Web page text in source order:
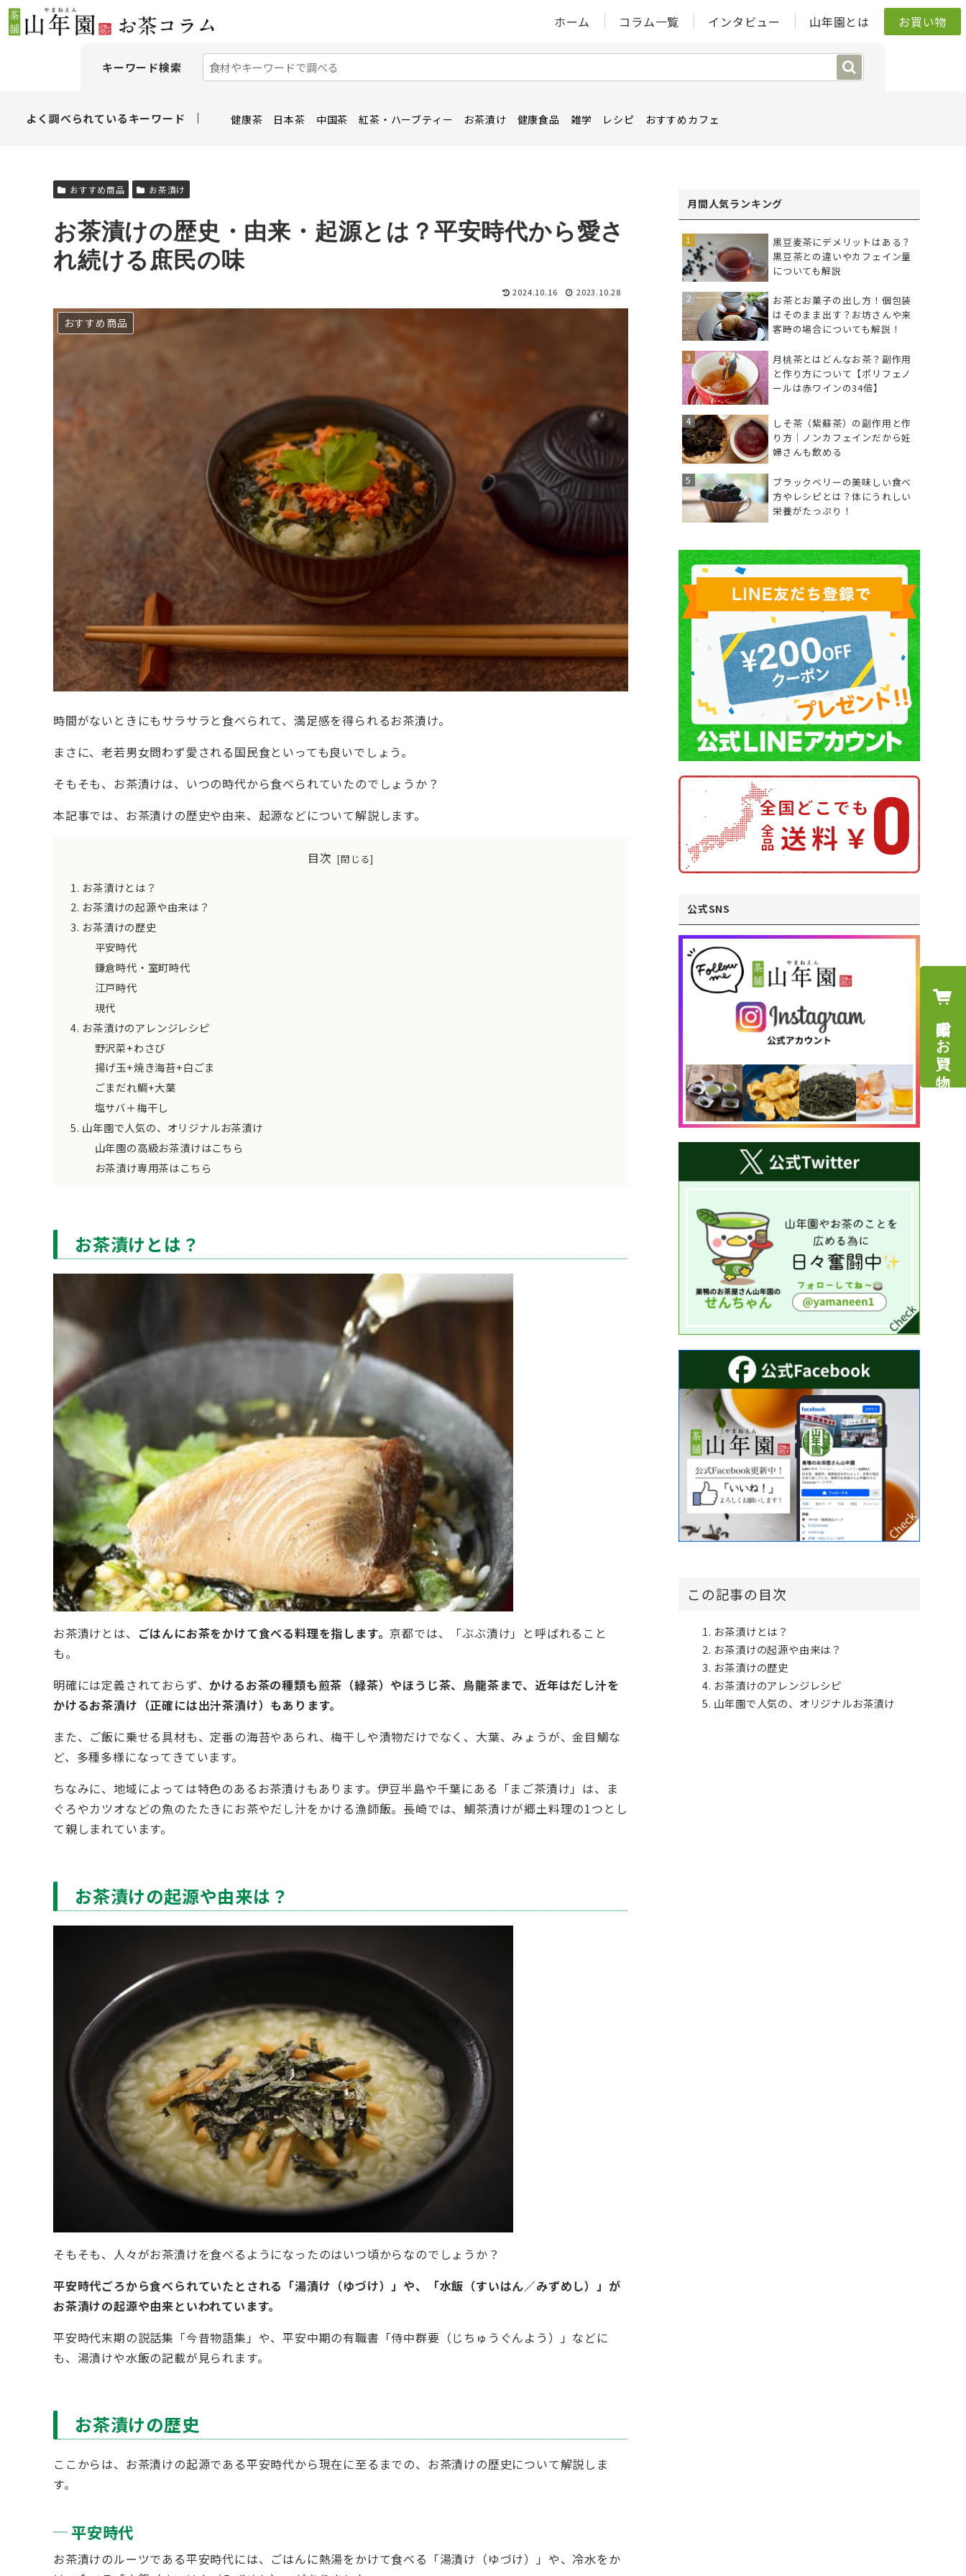
ホーム コラム一覧 インタビュー 山年園とは お買い物
キーワード検索
よく調べられているキーワード 健康茶 日本茶 中国茶 紅茶・ハーブティー お茶漬け 健康食品 雑学 レシピ おすすめカフェ
おすすめ商品 お茶漬け
お茶漬けの歴史・由来・起源とは？平安時代から愛さ
れ続ける庶民の味
2024.10.16 2023.10.28
おすすめ商品
時間がないときにもサラサラと食べられて、満足感を得られるお茶漬け。
まさに、老若男女問わず愛される国民食といっても良いでしょう。
そもそも、お茶漬けは、いつの時代から食べられていたのでしょうか？
本記事では、お茶漬けの歴史や由来、起源などについて解説します。
目次
お茶漬けとは？
お茶漬けの起源や由来は？
お茶漬けの歴史
平安時代
鎌倉時代・室町時代
江戸時代
現代
お茶漬けのアレンジレシピ
野沢菜+わさび
揚げ玉+焼き海苔+白ごま
ごまだれ鯛+大葉
塩サバ＋梅干し
山年園で人気の、オリジナルお茶漬け
山年園の高級お茶漬けはこちら
お茶漬け専用茶はこちら
お茶漬けとは？
お茶漬けとは、 ごはんにお茶をかけて食べる料理を指します。京都では、「ぶぶ漬け」と呼ばれること
も。
明確には定義されておらず、 かけるお茶の種類も煎茶（緑茶）やほうじ茶、烏龍茶まで、近年はだし汁を
かけるお茶漬け（正確には出汁茶漬け）もあります。
また、ご飯に乗せる具材も、定番の海苔やあられ、梅干しや漬物だけでなく、大葉、みょうが、金目鯛な
ど、多種多様になってきています。
ちなみに、地域によっては特色のあるお茶漬けもあります。伊豆半島や千葉にある「まご茶漬け」は、ま
ぐろやカツオなどの魚のたたきにお茶やだし汁をかける漁師飯。長崎では、鯛茶漬けが郷土料理の1つとし
て親しまれています。
お茶漬けの起源や由来は？
そもそも、人々がお茶漬けを食べるようになったのはいつ頃からなのでしょうか？
平安時代ごろから食べられていたとされる「湯漬け（ゆづけ）」や、「水飯（すいはん／みずめし）」が
お茶漬けの起源や由来といわれています。
平安時代末期の説話集「今昔物語集」や、平安中期の有職書「侍中群要（じちゅうぐんよう）」などに
も、湯漬けや水飯の記載が見られます。
お茶漬けの歴史
ここからは、お茶漬けの起源である平安時代から現在に至るまでの、お茶漬けの歴史について解説しま
す。
平安時代
お茶漬けのルーツである平安時代には、ごはんに熱湯をかけて食べる「湯漬け（ゆづけ）」や、冷水をか
月間人気ランキング
黒豆麦茶にデメリットはある？
黒豆茶との違いやカフェイン量
についても解説
お茶とお菓子の出し方！個包装
はそのまま出す？お坊さんや来
客時の場合についても解説！
月桃茶とはどんなお茶？副作用
と作り方について【ポリフェノ
ールは赤ワインの34倍】
しそ茶（紫蘇茶）の副作用と作
り方｜ノンカフェインだから妊
婦さんも飲める
ブラックベリーの美味しい食べ
方やレシピとは？体にうれしい
栄養がたっぷり！
公式SNS
この記事の目次
お茶漬けとは？
お茶漬けの起源や由来は？
お茶漬けの歴史
お茶漬けのアレンジレシピ
山年園で人気の、オリジナルお茶漬け
山年園でお買い物